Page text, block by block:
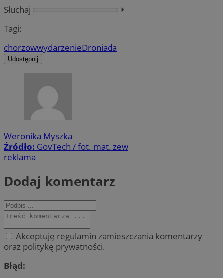
Słuchaj
⏵︎
Tagi:
chorzowwydarzenieDroniada
Udostępnij
Weronika Myszka
Źródło: GovTech / fot. mat. zew
reklama
Dodaj komentarz
Akceptuję regulamin zamieszczania komentarzy
oraz politykę prywatności.
Błąd: